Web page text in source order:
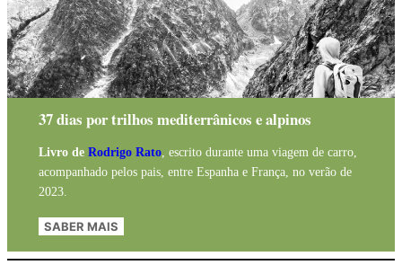
37 dias por trilhos mediterrânicos e alpinos
Livro de Rodrigo Rato, escrito durante uma viagem de carro,
acompanhado pelos pais, entre Espanha e França, no verão de
2023.
SABER MAIS